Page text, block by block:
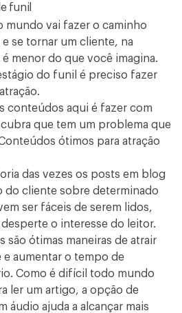
funil
mundo vai fazer o caminho
se tornar um cliente, na
menor do que você imagina.
do funil é preciso fazer
conteúdos aqui é fazer com
que tem um problema que
ótimos para atração
das vezes os posts em blog
do cliente sobre determinado
ser fáceis de serem lidos,
o interesse do leitor.
são ótimas maneiras de atrair
e aumentar o tempo de
Como é difícil todo mundo
ler um artigo, a opção de
áudio ajuda a alcançar mais